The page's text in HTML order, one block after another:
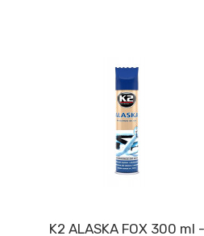
K2 ALASKA FOX 300 ml -